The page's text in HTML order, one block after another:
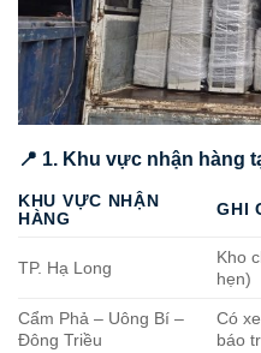
📍 1. Khu vực nhận hàng
KHU VỰC NHẬN
HÀNG
GHI
TP. Hạ Long
Kho
hẹn)
Cẩm Phả – Uông Bí –
Đông Triều
Có
báo